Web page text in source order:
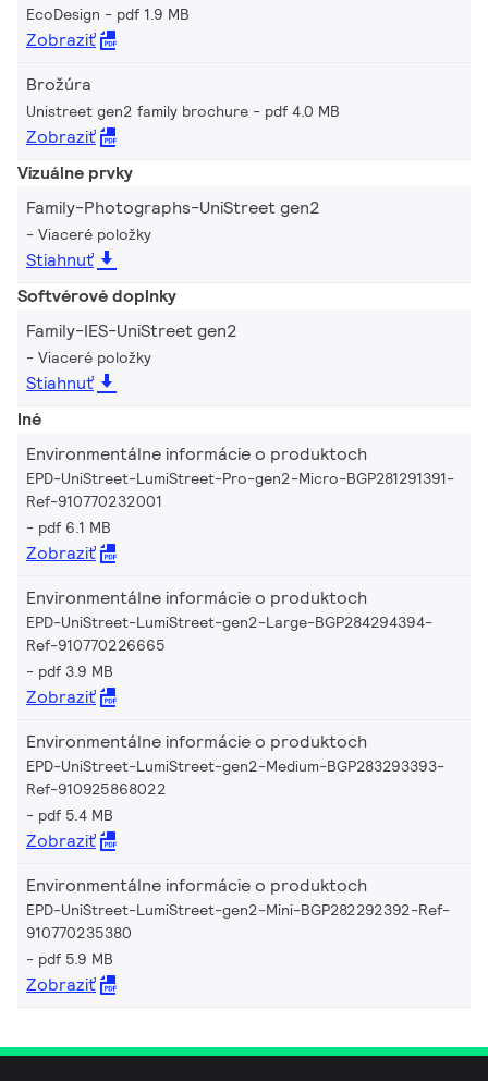
EcoDesign pdf 1.9 MB
Zobraziť
Brožúra
Unistreet gen2 family brochure pdf 4.0 MB
Zobraziť
Vizuálne prvky
Family-Photographs-UniStreet gen2
Viaceré položky
Stiahnuť
Softvérové doplnky
Family-IES-UniStreet gen2
Viaceré položky
Stiahnuť
Iné
Environmentálne informácie o produktoch
EPD-UniStreet-LumiStreet-Pro-gen2-Micro-BGP281291391-
Ref-910770232001
pdf 6.1 MB
Zobraziť
Environmentálne informácie o produktoch
EPD-UniStreet-LumiStreet-gen2-Large-BGP284294394-
Ref-910770226665
pdf 3.9 MB
Zobraziť
Environmentálne informácie o produktoch
EPD-UniStreet-LumiStreet-gen2-Medium-BGP283293393-
Ref-910925868022
pdf 5.4 MB
Zobraziť
Environmentálne informácie o produktoch
EPD-UniStreet-LumiStreet-gen2-Mini-BGP282292392-Ref-
910770235380
pdf 5.9 MB
Zobraziť